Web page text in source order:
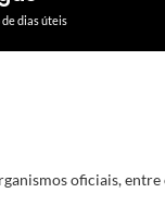
de dias úteis
oficiais,